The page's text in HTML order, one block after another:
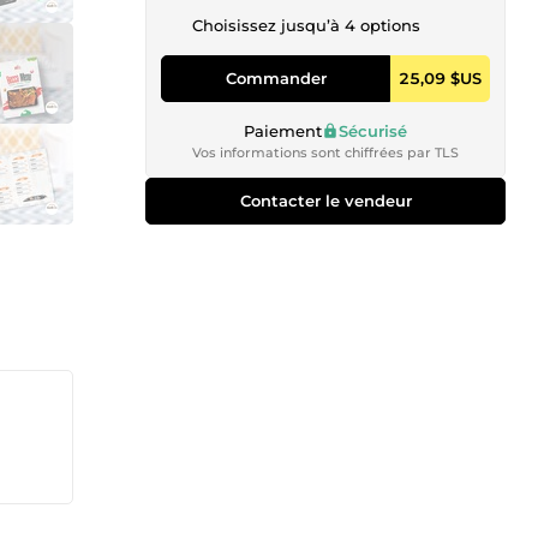
Choisissez jusqu’à 4 options
Commander 25,09 $US
Paiement Sécurisé
Vos informations sont chiffrées par TLS
Contacter le vendeur